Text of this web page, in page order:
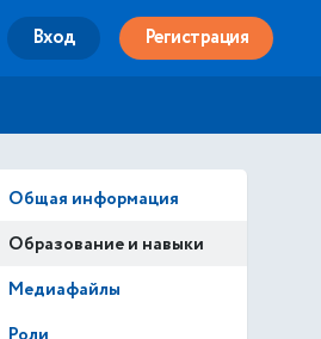
Вход Регистрация
Общая информация
Образование и навыки
Медиафайлы